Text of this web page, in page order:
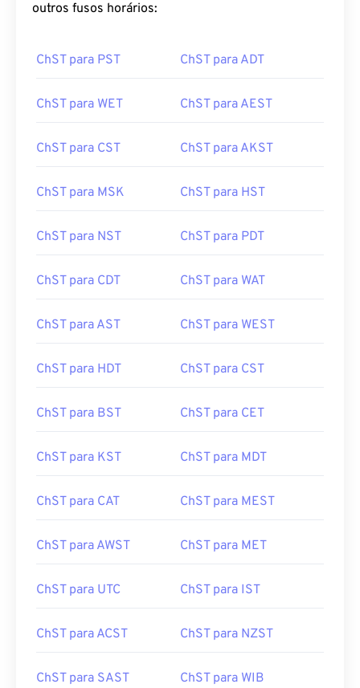
outros fusos horários:
ChST para PST ChST para ADT
ChST para WET ChST para AEST
ChST para CST ChST para AKST
ChST para MSK ChST para HST
ChST para NST ChST para PDT
ChST para CDT ChST para WAT
ChST para AST ChST para WEST
ChST para HDT ChST para CST
ChST para BST ChST para CET
ChST para KST ChST para MDT
ChST para CAT ChST para MEST
ChST para AWST ChST para MET
ChST para UTC ChST para IST
ChST para ACST ChST para NZST
ChST para SAST ChST para WIB